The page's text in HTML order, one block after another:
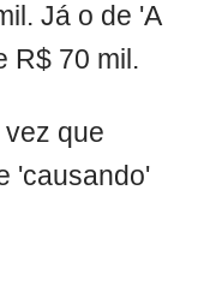
Já o de 'A
R$ 70 mil.
que
'causando'